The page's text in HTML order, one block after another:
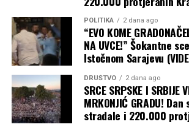
mora biti odgovoran”, kazao je Žarko
zbog neočekivanog problema i
Nezavisne.
POLITIKA 2 dana ago
“EVO KOME
NA UVCE!” Šokantne
Istočnom Sarajevu
DRUŠTVO 2 dana ago
SRCE SRPSKE I SRBIJE
MRKONJIĆ GRADU!
stradale i 220.000